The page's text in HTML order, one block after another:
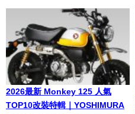
2026最新 Monkey 125 人氣
TOP10改裝特輯｜YOSHIMURA